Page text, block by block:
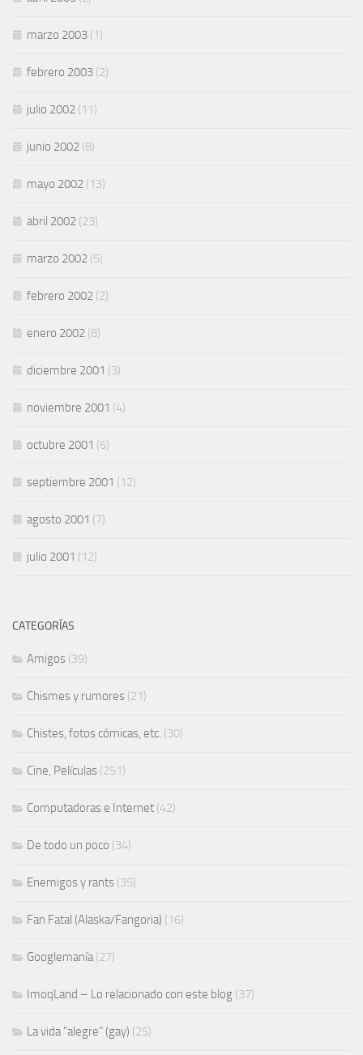
marzo 2003 (1)
febrero 2003 (2)
julio 2002 (11)
junio 2002 (8)
mayo 2002 (13)
abril 2002 (23)
marzo 2002 (5)
febrero 2002 (2)
enero 2002 (8)
diciembre 2001 (3)
noviembre 2001 (4)
octubre 2001 (6)
septiembre 2001 (12)
agosto 2001 (7)
julio 2001 (12)
CATEGORÍAS
Amigos (39)
Chismes y rumores (21)
Chistes, fotos cómicas, etc. (30)
Cine, Películas (251)
Computadoras e Internet (42)
De todo un poco (34)
Enemigos y rants (35)
Fan Fatal (Alaska/Fangoria) (16)
Googlemanía(27)
ImoqLand – Lo relacionado con este blog (37)
La vida "alegre" (gay) (25)